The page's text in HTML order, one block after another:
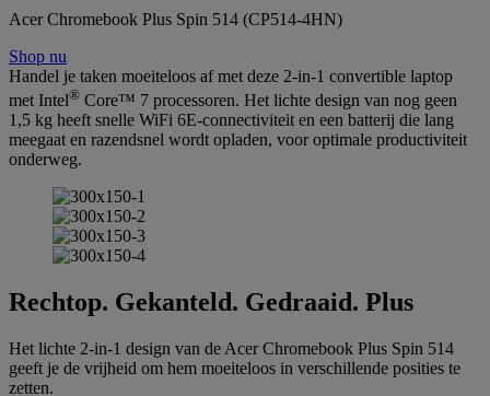
Acer Chromebook Plus Spin 514 (CP514-4HN)
Shop nu
Handel je taken moeiteloos af met deze 2-in-1 convertible laptop
met Intel® Core™ 7 processoren. Het lichte design van nog geen
1,5 kg heeft snelle WiFi 6E-connectiviteit en een batterij die lang
meegaat en razendsnel wordt opladen, voor optimale productiviteit
onderweg.
Rechtop. Gekanteld. Gedraaid. Plus
Het lichte 2-in-1 design van de Acer Chromebook Plus Spin 514
geeft je de vrijheid om hem moeiteloos in verschillende posities te
zetten.